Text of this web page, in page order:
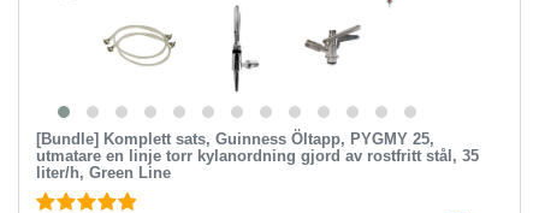
[Bundle] Komplett sats, Guinness Öltapp, PYGMY 25,
utmatare en linje torr kylanordning gjord av rostfritt stål, 35
liter/h, Green Line